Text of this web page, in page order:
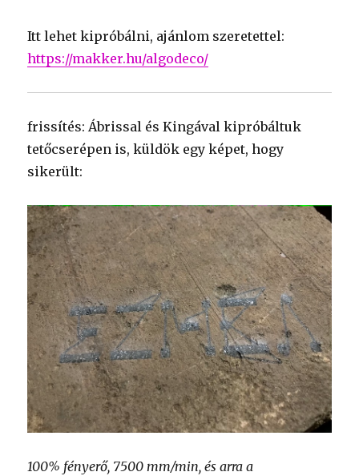
Itt lehet kipróbálni, ajánlom szeretettel:
https://makker.hu/algodeco/
frissítés: Ábrissal és Kingával kipróbáltuk
tetőcserépen is, küldök egy képet, hogy
sikerült:
100% fényerő, 7500 mm/min, és arra a